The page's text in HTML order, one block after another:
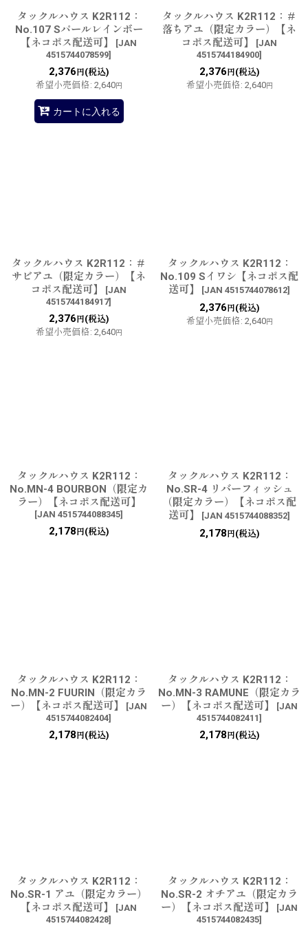
タックルハウス K2R112：
No.107 Sパールレインボー
【ネコポス配送可】
[JAN
4515744078599]
2,376 円(税込)
希望小売価格: 2,640円
カートに入れる
タックルハウス K2R112：＃
落ちアユ（限定カラー）【ネ
コポス配送可】
[JAN
4515744184900]
2,376 円(税込)
希望小売価格: 2,640円
タックルハウス K2R112：＃
サビアユ（限定カラー）【ネ
コポス配送可】
[JAN
4515744184917]
2,376 円(税込)
希望小売価格: 2,640円
タックルハウス K2R112：
No.109 Sイワシ【ネコポス配
送可】
[JAN 4515744078612]
2,376 円(税込)
希望小売価格: 2,640円
タックルハウス K2R112：
No.MN-4 BOURBON（限定カ
ラー）【ネコポス配送可】
[JAN 4515744088345]
2,178 円(税込)
タックルハウス K2R112：
No.SR-4 リバーフィッシュ
（限定カラー）【ネコポス配
送可】
[JAN 4515744088352]
2,178 円(税込)
タックルハウス K2R112：
No.MN-2 FUURIN（限定カラ
ー）【ネコポス配送可】
[JAN
4515744082404]
2,178 円(税込)
タックルハウス K2R112：
No.MN-3 RAMUNE（限定カラ
ー）【ネコポス配送可】
[JAN
4515744082411]
2,178 円(税込)
タックルハウス K2R112：
No.SR-1 アユ（限定カラー）
【ネコポス配送可】
[JAN
4515744082428]
タックルハウス K2R112：
No.SR-2 オチアユ（限定カラ
ー）【ネコポス配送可】
[JAN
4515744082435]